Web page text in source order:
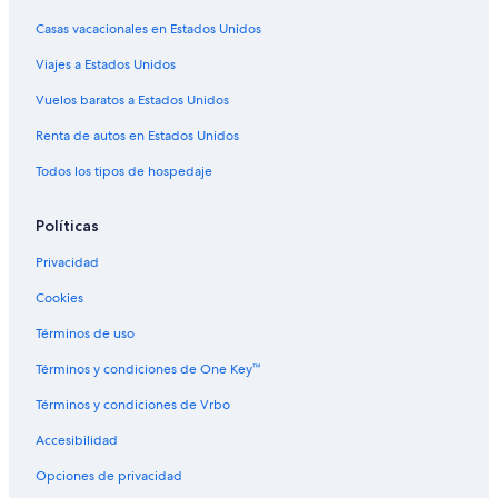
Casas vacacionales en Estados Unidos
Viajes a Estados Unidos
Vuelos baratos a Estados Unidos
Renta de autos en Estados Unidos
Todos los tipos de hospedaje
Políticas
Privacidad
Cookies
Términos de uso
Términos y condiciones de One Key™
Términos y condiciones de Vrbo
Accesibilidad
Opciones de privacidad